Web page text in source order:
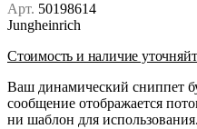
Арт. 50198614
Jungheinrich
Стоимость и наличие
Ваш динамический сниппет
сообщение отображается
ни шаблон для использования.